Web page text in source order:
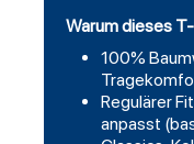
Warum dieses
100%
Regulärer
anpasst